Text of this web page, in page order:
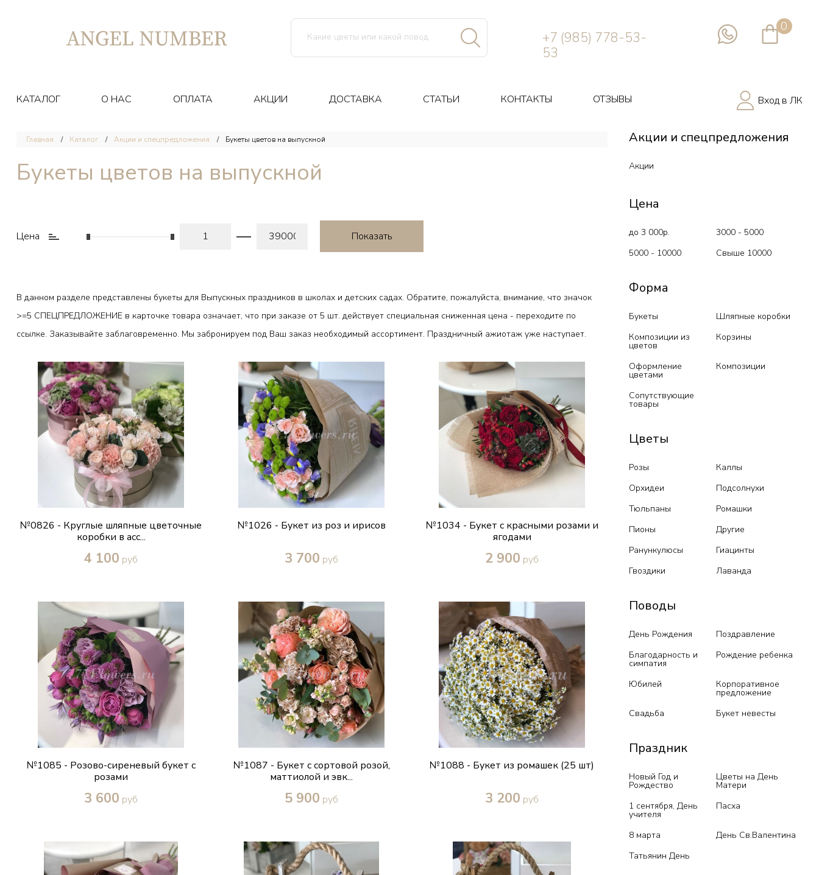
+7 (985) 778-53-
53
0
КАТАЛОГ О НАС ОПЛАТА АКЦИИ ДОСТАВКА СТАТЬИ КОНТАКТЫ ОТЗЫВЫ Вход в ЛК
Главная Каталог Акции и спецпредложения Букеты цветов на выпускной
Букеты цветов на выпускной
Цена
В данном разделе представлены букеты для Выпускных праздников в школах и детских садах. Обратите, пожалуйста, внимание, что значок
>=5 СПЕЦПРЕДЛОЖЕНИЕ в карточке товара означает, что при заказе от 5 шт. действует специальная сниженная цена - переходите по
ссылке. Заказывайте заблаговременно. Мы забронируем под Ваш заказ необходимый ассортимент. Праздничный ажиотаж уже наступает.
№0826 - Круглые шляпные цветочные
коробки в асс...
4 100 руб
№1026 - Букет из роз и ирисов
3 700 руб
№1034 - Букет с красными розами и
ягодами
2 900 руб
№1085 - Розово-сиреневый букет с
розами
3 600 руб
№1087 - Букет с сортовой розой,
маттиолой и эвк...
5 900 руб
№1088 - Букет из ромашек (25 шт)
3 200 руб
Акции и спецпредложения
Акции
Цена
до 3 000р.
3000 - 5000
5000 - 10000
Свыше 10000
Форма
Букеты
Шляпные коробки
Композиции из
цветов
Корзины
Оформление
цветами
Композиции
Сопутствующие
товары
Цветы
Розы
Каллы
Орхидеи
Подсолнухи
Тюльпаны
Ромашки
Пионы
Другие
Ранункулюсы
Гиацинты
Гвоздики
Лаванда
Поводы
День Рождения
Поздравление
Благодарность и
симпатия
Рождение ребенка
Юбилей Корпоративное
предложение
Свадьба
Букет невесты
Праздник
Новый Год и
Рождество
Цветы на День
Матери
1 сентября, День
учителя
Пасха
8 марта
День Св.Валентина
Татьянин День